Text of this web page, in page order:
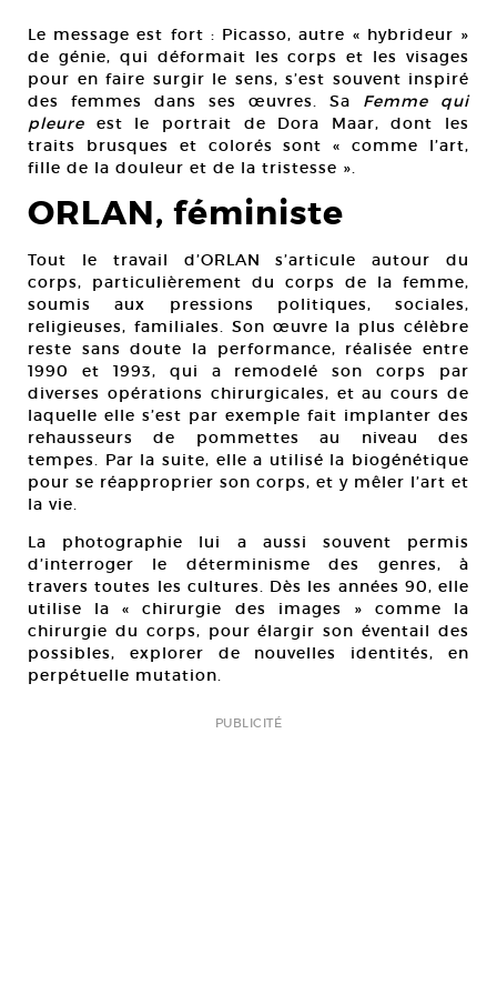
Le message est fort : Picasso, autre « hybrideur »
de génie, qui déformait les corps et les visages
pour en faire surgir le sens, s’est souvent inspiré
des femmes dans ses œuvres. Sa Femme qui
pleure est le portrait de Dora Maar, dont les
traits brusques et colorés sont « comme l’art,
fille de la douleur et de la tristesse ».
ORLAN, féministe
Tout le travail d’ORLAN s’articule autour du
corps, particulièrement du corps de la femme,
soumis aux pressions politiques, sociales,
religieuses, familiales. Son œuvre la plus célèbre
reste sans doute la performance, réalisée entre
1990 et 1993, qui a remodelé son corps par
diverses opérations chirurgicales, et au cours de
laquelle elle s’est par exemple fait implanter des
rehausseurs de pommettes au niveau des
tempes. Par la suite, elle a utilisé la biogénétique
pour se réapproprier son corps, et y mêler l’art et
la vie.
La photographie lui a aussi souvent permis
d’interroger le déterminisme des genres, à
travers toutes les cultures. Dès les années 90, elle
utilise la « chirurgie des images » comme la
chirurgie du corps, pour élargir son éventail des
possibles, explorer de nouvelles identités, en
perpétuelle mutation.
PUBLICITÉ